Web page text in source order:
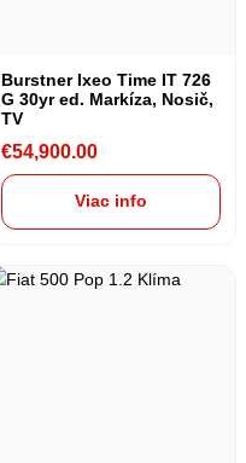
Burstner Ixeo Time IT 726
G 30yr ed. Markíza, Nosič,
TV
€54,900.00
Viac info